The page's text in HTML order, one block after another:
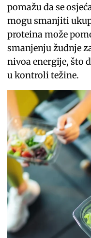
pomažu da se
mogu smanjiti
proteina može
smanjenju žudnje
nivoa energije, što
u kontroli težine.